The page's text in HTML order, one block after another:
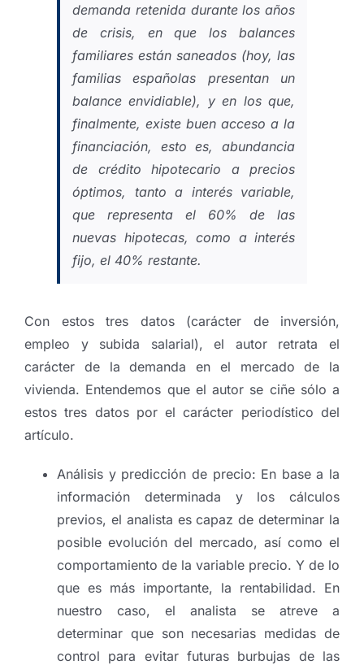
demanda retenida durante los años
de crisis, en que los balances
familiares están saneados (hoy, las
familias españolas presentan un
balance envidiable), y en los que,
finalmente, existe buen acceso a la
financiación, esto es, abundancia
de crédito hipotecario a precios
óptimos, tanto a interés variable,
que representa el 60% de las
nuevas hipotecas, como a interés
fijo, el 40% restante.
Con estos tres datos (carácter de inversión,
empleo y subida salarial), el autor retrata el
carácter de la demanda en el mercado de la
vivienda. Entendemos que el autor se ciñe sólo a
estos tres datos por el carácter periodístico del
artículo.
Análisis y predicción de precio: En base a la
información determinada y los cálculos
previos, el analista es capaz de determinar la
posible evolución del mercado, así como el
comportamiento de la variable precio. Y de lo
que es más importante, la rentabilidad. En
nuestro caso, el analista se atreve a
determinar que son necesarias medidas de
control para evitar futuras burbujas de las